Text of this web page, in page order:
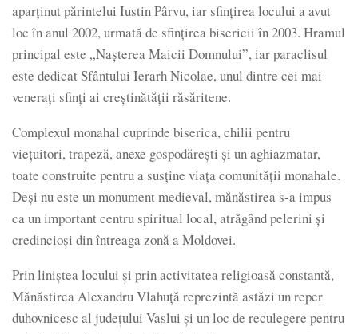
aparținut părintelui Iustin Pârvu, iar sfințirea locului a avut
loc în anul 2002, urmată de sfințirea bisericii în 2003. Hramul
principal este „Nașterea Maicii Domnului”, iar paraclisul
este dedicat Sfântului Ierarh Nicolae, unul dintre cei mai
venerați sfinți ai creștinătății răsăritene.
Complexul monahal cuprinde biserica, chilii pentru
viețuitori, trapeză, anexe gospodărești și un aghiazmatar,
toate construite pentru a susține viața comunității monahale.
Deși nu este un monument medieval, mănăstirea s-a impus
ca un important centru spiritual local, atrăgând pelerini și
credincioși din întreaga zonă a Moldovei.
Prin liniștea locului și prin activitatea religioasă constantă,
Mănăstirea Alexandru Vlahuță reprezintă astăzi un reper
duhovnicesc al județului Vaslui și un loc de reculegere pentru